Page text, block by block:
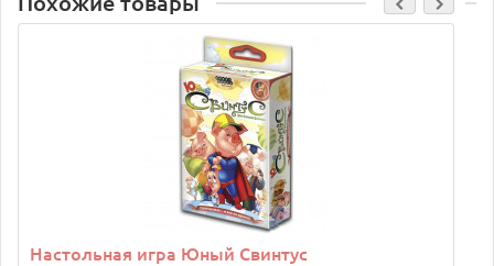
Настольная игра Юный Свинтус